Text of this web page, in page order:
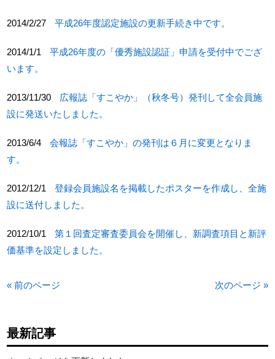
2014/2/27 平成26年度認定施設の更新手続き中です。
2014/1/1
平成26年度の「優秀施設認証」申請を受付中でござ
います。
2013/11/30
広報誌「すこやか」（秋冬号）発刊して全会員施
設に発送いたしました。
2013/6/4
会報誌「すこやか」の発刊は６月に変更となりま
す。
2012/12/1
登録会員施設名を掲載したポスターを作成し、全施
設に送付しました。
2012/10/1
第１回査定審査委員会を開催し、新調査項目と新評
価基準を設定しました。
« 前のページ 次のページ »
最新記事